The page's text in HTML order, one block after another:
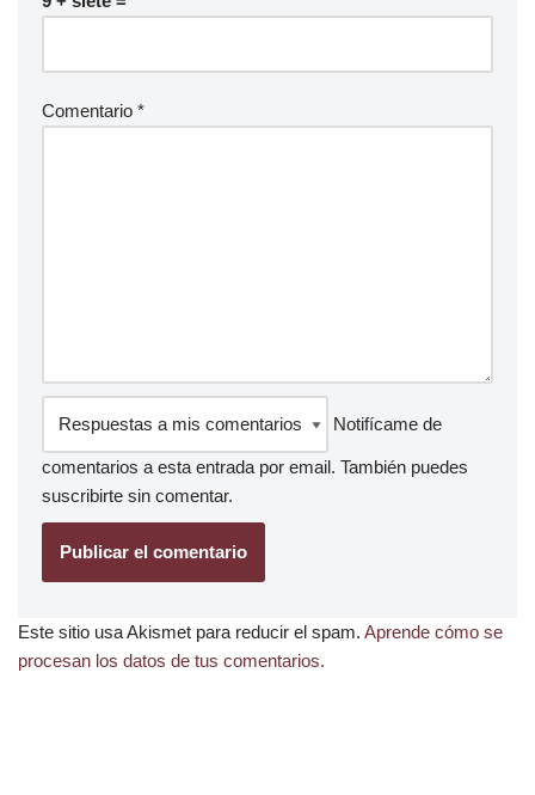
Comentario *
Notifícame de
comentarios a esta entrada por email. También puedes
suscribirte sin comentar.
Este sitio usa Akismet para reducir el spam. Aprende cómo se
procesan los datos de tus comentarios.